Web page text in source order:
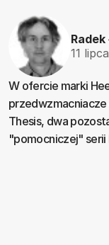
11
W ofercie marki
Thesis, dwa
"pomocniczej" serii